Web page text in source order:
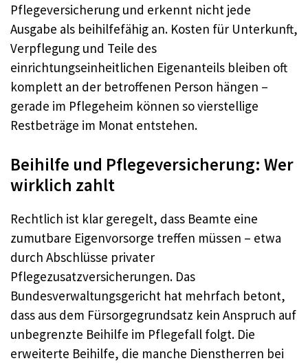
Pflegeversicherung und erkennt nicht jede
Ausgabe als beihilfefähig an. Kosten für Unterkunft,
Verpflegung und Teile des
einrichtungseinheitlichen Eigenanteils bleiben oft
komplett an der betroffenen Person hängen –
gerade im Pflegeheim können so vierstellige
Restbeträge im Monat entstehen.​
Beihilfe und Pflegeversicherung: Wer
wirklich zahlt
Rechtlich ist klar geregelt, dass Beamte eine
zumutbare Eigenvorsorge treffen müssen – etwa
durch Abschlüsse privater
Pflegezusatzversicherungen. Das
Bundesverwaltungsgericht hat mehrfach betont,
dass aus dem Fürsorgegrundsatz kein Anspruch auf
unbegrenzte Beihilfe im Pflegefall folgt. Die
erweiterte Beihilfe, die manche Dienstherren bei